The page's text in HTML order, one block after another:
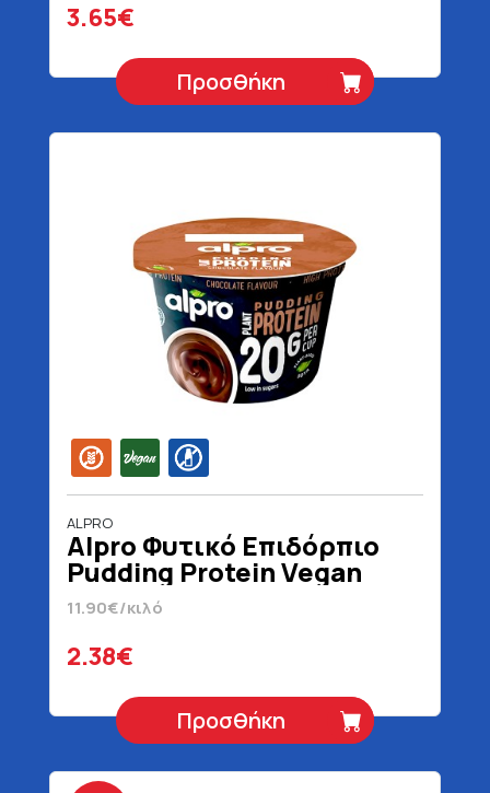
3.65€
Προσθήκη
ALPRO
Alpro Φυτικό Επιδόρπιο
Pudding Protein Vegan
Χωρίς Γλουτένη Χωρίς
Λακτόζη 200 gr
11.90€/κιλό
2.38€
Προσθήκη